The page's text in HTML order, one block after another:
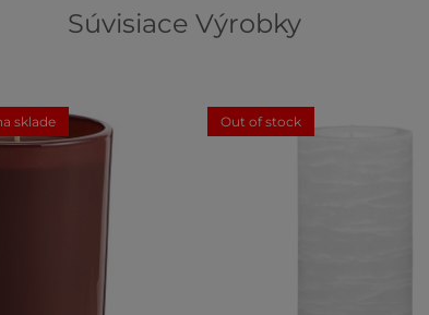
Súvisiace Výrobky
sklade Out of stock